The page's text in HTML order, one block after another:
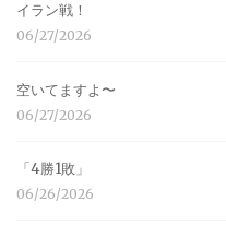
イラン戦！
06/27/2026
空いてますよ〜
06/27/2026
「4勝1敗」
06/26/2026